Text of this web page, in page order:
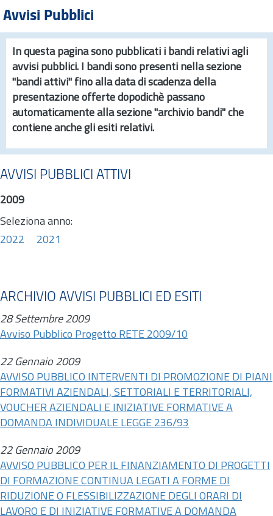
Avvisi Pubblici
In questa pagina sono pubblicati i bandi relativi agli
avvisi pubblici. I bandi sono presenti nella sezione
"bandi attivi" fino alla data di scadenza della
presentazione offerte dopodichè passano
automaticamente alla sezione "archivio bandi" che
contiene anche gli esiti relativi.
AVVISI PUBBLICI ATTIVI
2009
Seleziona anno:
2022
2021
ARCHIVIO AVVISI PUBBLICI ED ESITI
28 Settembre 2009
Avviso Pubblico Progetto RETE 2009/10
22 Gennaio 2009
AVVISO PUBBLICO INTERVENTI DI PROMOZIONE DI PIANI
FORMATIVI AZIENDALI, SETTORIALI E TERRITORIALI,
VOUCHER AZIENDALI E INIZIATIVE FORMATIVE A
DOMANDA INDIVIDUALE LEGGE 236/93
22 Gennaio 2009
AVVISO PUBBLICO PER IL FINANZIAMENTO DI PROGETTI
DI FORMAZIONE CONTINUA LEGATI A FORME DI
RIDUZIONE O FLESSIBILIZZAZIONE DEGLI ORARI DI
LAVORO E DI INIZIATIVE FORMATIVE A DOMANDA